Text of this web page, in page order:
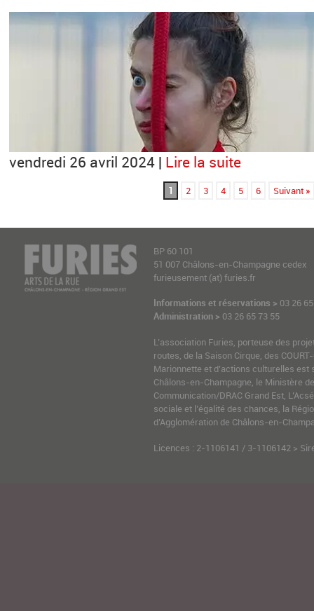
vendredi 26 avril 2024 | Lire la suite
1 2 3 4 5 6 Suivant »
BP 60 101
51 007 Châlons-en-Champagne cedex
furieusement (at) furies.fr
Informations et réservations > 03 26
Administration > 03 26 65 73 55
L’association Furies, porteuse des
routes, de la Saison Cirque, des
Marionnette et d’actions culturelles est
Châlons-en-Champagne, le Ministère
Communication/DRAC Grand Est,
sociale et l’égalité des chances, la
d’Agglomération de Châlons-en-
Licences : 2-1106141 / 3-1106142 >